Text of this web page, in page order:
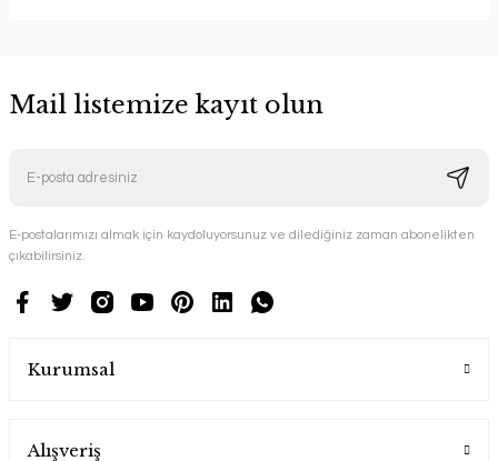
Mail listemize kayıt olun
E-postalarımızı almak için kaydoluyorsunuz ve dilediğiniz zaman abonelikten
çıkabilirsiniz.
Kurumsal
Alışveriş